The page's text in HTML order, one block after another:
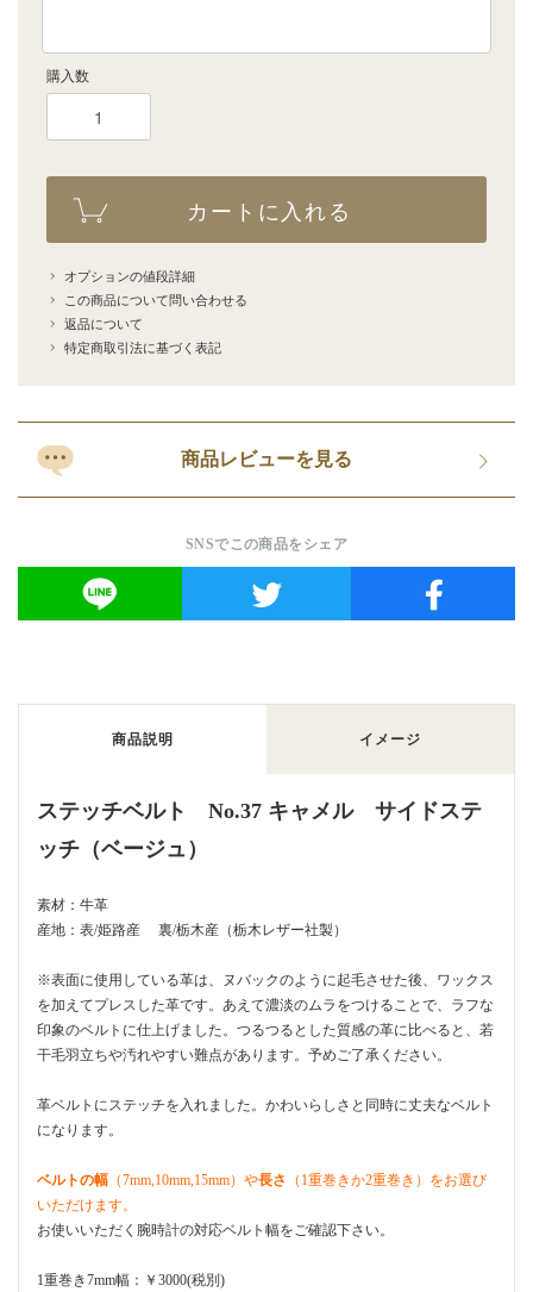
購入数
カートに入れる
オプションの値段詳細
この商品について問い合わせる
返品について
特定商取引法に基づく表記
商品レビューを見る
SNSでこの商品をシェア
商品説明 イメージ
ステッチベルト No.37 キャメル サイドステ
ッチ（ベージュ）
素材：牛革
産地：表/姫路産 裏/栃木産（栃木レザー社製）
※表面に使用している革は、ヌバックのように起毛させた後、ワックス
を加えてプレスした革です。あえて濃淡のムラをつけることで、ラフな
印象のベルトに仕上げました。つるつるとした質感の革に比べると、若
干毛羽立ちや汚れやすい難点があります。予めご了承ください。
革ベルトにステッチを入れました。かわいらしさと同時に丈夫なベルト
になります。
ベルトの幅 （7mm,10mm,15mm）や長さ
（1重巻きか2重巻き）をお選び
いただけます。
お使いいただく腕時計の対応ベルト幅をご確認下さい。
1重巻き7mm幅：￥3000(税別)